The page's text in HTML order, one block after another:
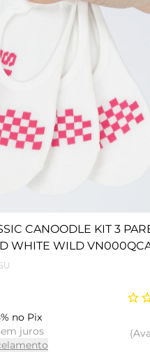
CANOODLE KIT 3
WHITE WILD
no Pix
juros